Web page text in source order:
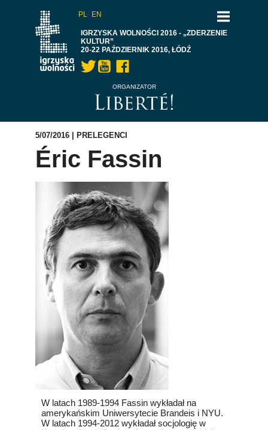
PL EN
IGRZYSKA WOLNOŚCI 2016 - „ZDERZENIE
KULTUR”
20-22 PAŹDZIERNIK 2016, ŁÓDŹ
ORGANIZATOR
5/07/2016 | PRELEGENCI
Éric Fassin
W latach 1989-1994 Fassin wykładał na
amerykańskim Uniwersytecie Brandeis i NYU.
W latach 1994-2012 wykładał socjologię w